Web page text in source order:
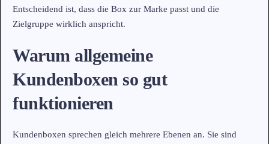
Entscheidend ist, dass die Box zur Marke passt und die
Zielgruppe wirklich anspricht.
Warum allgemeine
Kundenboxen so gut
funktionieren
Kundenboxen sprechen gleich mehrere Ebenen an. Sie sind